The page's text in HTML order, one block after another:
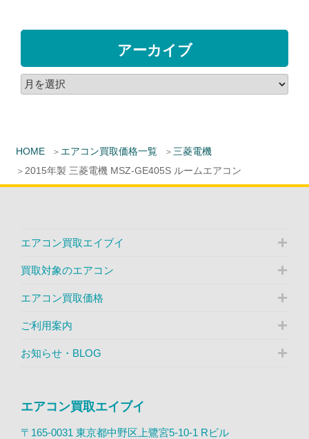
HOME エアコン買取価格一覧
三菱電機
2015年製 三菱電機 MSZ-GE405S ルームエアコン
アーカイブ
エアコン買取エイブイ
買取対象のエアコン
エアコン買取価格
ご利用案内
お知らせ・BLOG
エアコン買取エイブイ
〒165-0031 東京都中野区上鷺宮5-10-1 Rビル